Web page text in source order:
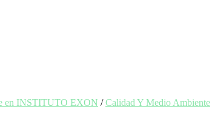
en INSTITUTO EXON /Calidad Y Medio Ambiente